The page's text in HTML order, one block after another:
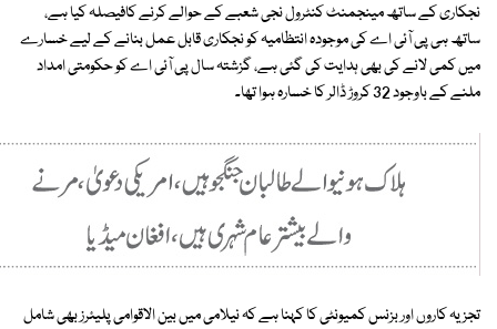
نجکاری کے ساتھ مینجمنٹ کنٹرول نجی شعبے کے حوالے کرنے کافیصلہ کیا ہے،
ساتھ ہی پی آئی اے کی موجودہ انتظامیہ کو نجکاری قابل عمل بنانے کے لیے خسارے
میں کمی لانے کی بھی ہدایت کی گئی ہے، گزشتہ سال پی آئی اے کو حکومتی امداد
ملنے کے باوجود 32 کروڑ ڈالر کا خسارہ ہوا تھا۔
تجزیہ کاروں اور بزنس کمیونٹی کا کہنا ہے کہ نیلامی میں بین الاقوامی پلیئرز بھی شامل